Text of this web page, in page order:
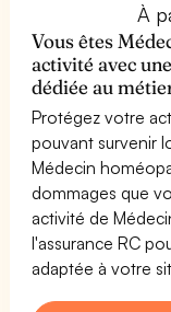
À
Vous êtes
activité avec
dédiée au
Protégez votre
pouvant survenir
Médecin
dommages que
activité de
l'assurance RC
adaptée à votre